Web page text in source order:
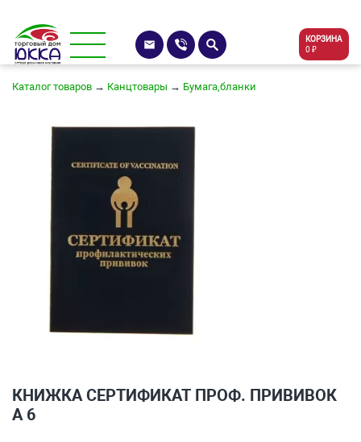
КОРЗИНА
0 ₽
Каталог товаров → Канцтовары → Бумага,бланки
КНИЖКА СЕРТИФИКАТ ПРОФ. ПРИВИВОК
А 6